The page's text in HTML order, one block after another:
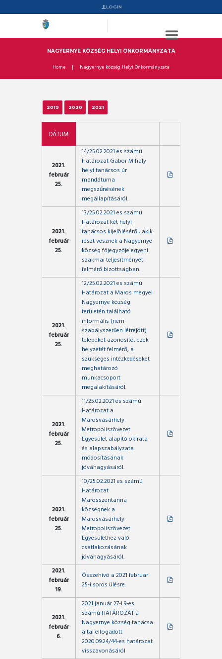
LOGIN
NAGYERNYE KÖZSÉG HELYI ÖNKORMÁNYZATA
Home Nagyernye község Helyi Önkormányzata
2019 2020 2021
DÁTUM
2021.
február
25.
14/25.02.2021 es számú
Határozat Gabor Mihaly
helyi tanácsos úr
mandátuma
megszűnésének
megállapításáról.
2021.
február
25.
13/25.02.2021 es számú
Határozat két helyi
tanácsos kijelöléséről, akik
részt vesznek a Nagyernye
község főjegyzője egyéni
szakmai teljesítményét
felmérő bizottságban.
2021.
február
25.
12/25.02.2021 es számú
Határozat a Maros megyei
Nagyernye község
területén található
informális (nem
szabályszerűen létrejött)
telepeket azonosító, ezek
helyzetét felmérő, a
szükséges intézkedéseket
meghatározó
munkacsoport
megalakításáról.
2021.
február
25.
11/25.02.2021 es számú
Határozat a
Marosvásárhely
Metropoliszövezet
Egyesület alapító okirata
és alapszabályzata
módosításának
jóváhagyásáról.
2021.
február
25.
10/25.02.2021 es számú
Határozat
Marosszentanna
községnek a
Marosvásárhely
Metropoliszövezet
Egyesülethez való
csatlakozásának
jóváhagyásáról.
2021.
február
19.
Összehívó a 2021 februar
25-i soros ülésre.
2021.
február
6.
2021 január 27-i 9-es
számú HATÁROZAT a
Nagyernye község tanácsa
által elfogadott
2020.09.24/44-es határozat
visszavonásáról